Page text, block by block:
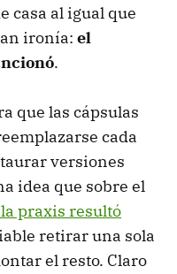
casa al igual que
ironía: el
.
que las cápsulas
cada
versiones
idea que sobre el
praxis resultó
retirar una sola
el resto. Claro